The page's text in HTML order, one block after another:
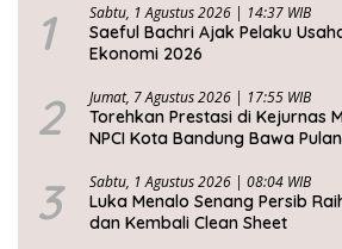
1 Sabtu, 1 Agustus 2026 | 14:37 WIB
Saeful Bachri Ajak Pelaku
Ekonomi 2026
2 Jumat, 7 Agustus 2026 | 17:55 WIB
Torehkan Prestasi di Kejurnas
NPCI Kota Bandung Bawa
3 Sabtu, 1 Agustus 2026 | 08:04 WIB
Luka Menalo Senang Persib
dan Kembali Clean Sheet